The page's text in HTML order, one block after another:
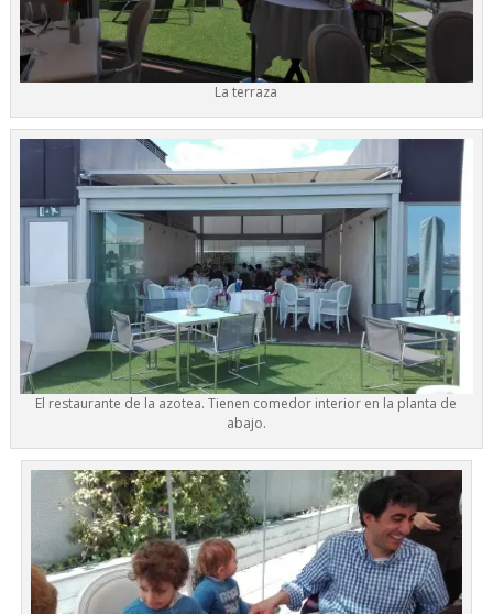
La terraza
El restaurante de la azotea. Tienen comedor interior en la planta de
abajo.